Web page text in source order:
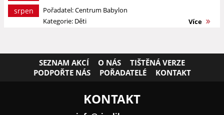
srpen
Pořadatel: Centrum Babylon
Kategorie: Děti
Více
SEZNAM AKCÍ O NÁS
TIŠTĚNÁ VERZE
PODPOŘTE NÁS
POŘADATELÉ KONTAKT
KONTAKT